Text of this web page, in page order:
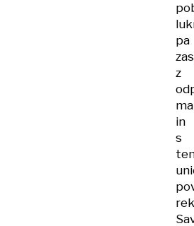
pa
z
in
s